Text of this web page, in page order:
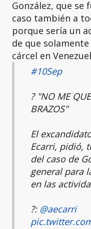
González, que se
caso también a
porque sería un
de que
cárcel en
#10Sep
?️ "NO ME
BRAZOS"
El
Ecarri, pidió,
del caso de
general para
en las
?: @aecarri